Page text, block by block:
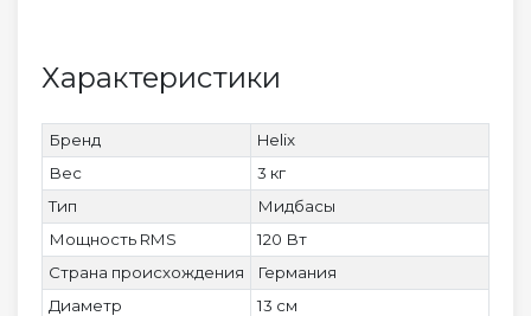
Характеристики
Бренд
Helix
Вес
3 кг
Тип
Мидбасы
Мощность RMS
120 Вт
Страна происхождения
Германия
Диаметр
13 см